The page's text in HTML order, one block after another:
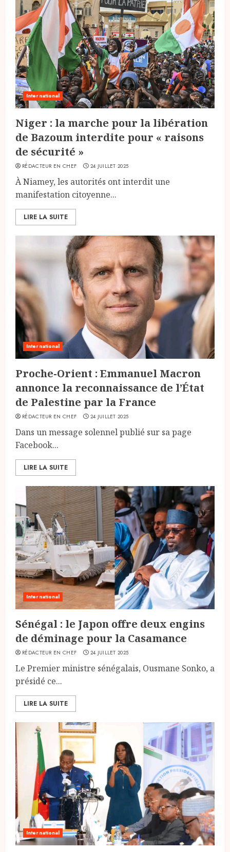
International
Niger : la marche pour la libération
de Bazoum interdite pour « raisons
de sécurité »
RÉDACTEUR EN CHEF 24 JUILLET 2025
À Niamey, les autorités ont interdit une
manifestation citoyenne...
LIRE LA SUITE
International
Proche-Orient : Emmanuel Macron
annonce la reconnaissance de l’État
de Palestine par la France
RÉDACTEUR EN CHEF 24 JUILLET 2025
Dans un message solennel publié sur sa page
Facebook...
LIRE LA SUITE
International
Sénégal : le Japon offre deux engins
de déminage pour la Casamance
RÉDACTEUR EN CHEF 24 JUILLET 2025
Le Premier ministre sénégalais, Ousmane Sonko, a
présidé ce...
LIRE LA SUITE
International